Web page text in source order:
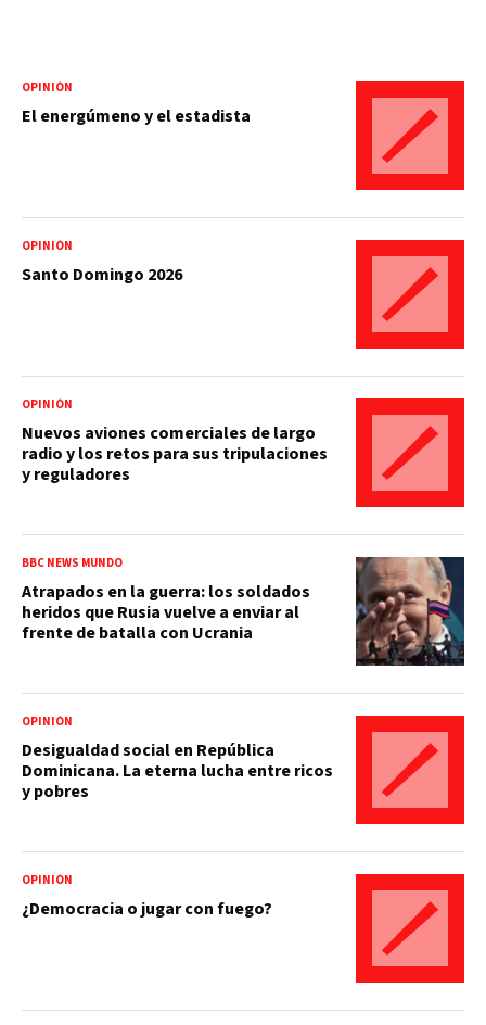
OPINIÓN
El energúmeno y el estadista
OPINIÓN
Santo Domingo 2026
OPINIÓN
Nuevos aviones comerciales de largo
radio y los retos para sus tripulaciones
y reguladores
BBC NEWS MUNDO
Atrapados en la guerra: los soldados
heridos que Rusia vuelve a enviar al
frente de batalla con Ucrania
OPINIÓN
Desigualdad social en República
Dominicana. La eterna lucha entre ricos
y pobres
OPINIÓN
¿Democracia o jugar con fuego?